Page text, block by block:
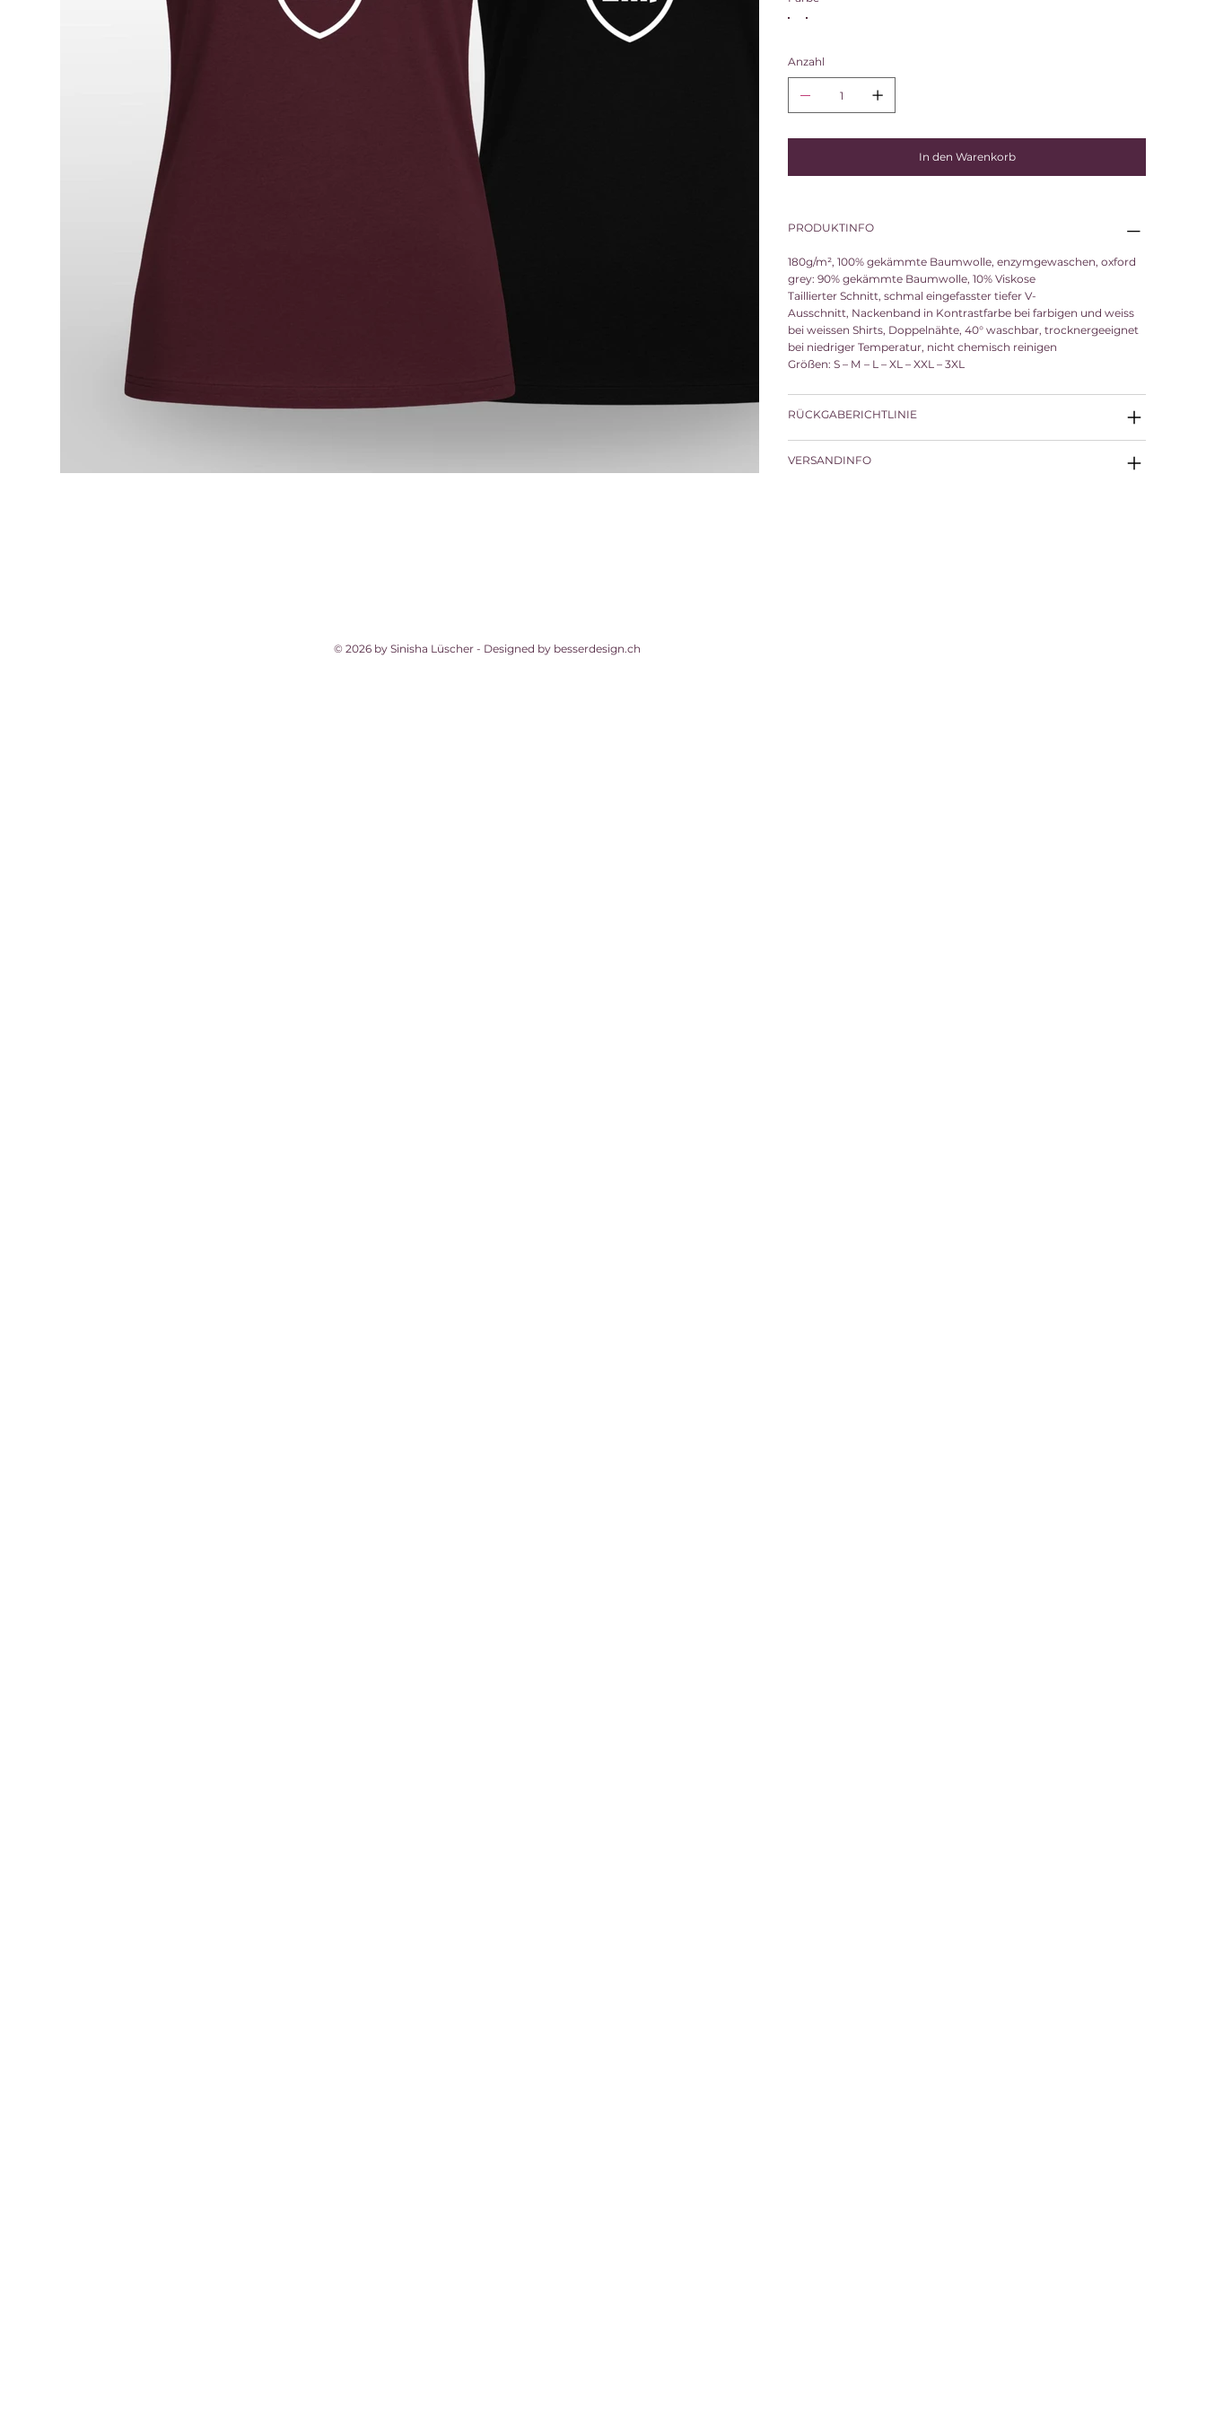
Anzahl
In den Warenkorb
PRODUKTINFO
180g/m², 100% gekämmte Baumwolle, enzymgewaschen, oxford
grey: 90% gekämmte Baumwolle, 10% Viskose
Taillierter Schnitt, schmal eingefasster tiefer V-
Ausschnitt, Nackenband in Kontrastfarbe bei farbigen und weiss
bei weissen Shirts, Doppelnähte, 40° waschbar, trocknergeeignet
bei niedriger Temperatur, nicht chemisch reinigen
Größen: S – M – L – XL – XXL – 3XL
RÜCKGABERICHTLINIE
VERSANDINFO
© 2026 by Sinisha Lüscher - Designed by besserdesign.ch